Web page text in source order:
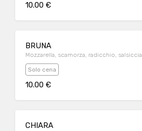
10.00 €
BRUNA
Mozzarella, scamorza, radicchio, salsiccia
Solo cena
10.00 €
CHIARA